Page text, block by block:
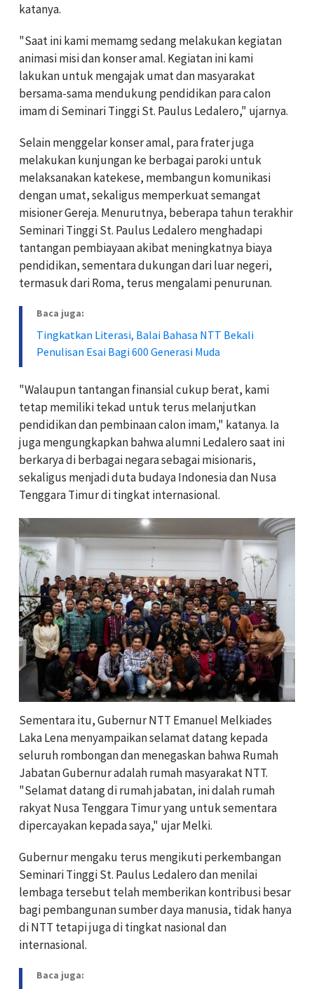
katanya.
"Saat ini kami memamg sedang melakukan kegiatan
animasi misi dan konser amal. Kegiatan ini kami
lakukan untuk mengajak umat dan masyarakat
bersama-sama mendukung pendidikan para calon
imam di Seminari Tinggi St. Paulus Ledalero," ujarnya.
Selain menggelar konser amal, para frater juga
melakukan kunjungan ke berbagai paroki untuk
melaksanakan katekese, membangun komunikasi
dengan umat, sekaligus memperkuat semangat
misioner Gereja. Menurutnya, beberapa tahun terakhir
Seminari Tinggi St. Paulus Ledalero menghadapi
tantangan pembiayaan akibat meningkatnya biaya
pendidikan, sementara dukungan dari luar negeri,
termasuk dari Roma, terus mengalami penurunan.
Baca juga:
Tingkatkan Literasi, Balai Bahasa NTT Bekali
Penulisan Esai Bagi 600 Generasi Muda
"Walaupun tantangan finansial cukup berat, kami
tetap memiliki tekad untuk terus melanjutkan
pendidikan dan pembinaan calon imam," katanya. Ia
juga mengungkapkan bahwa alumni Ledalero saat ini
berkarya di berbagai negara sebagai misionaris,
sekaligus menjadi duta budaya Indonesia dan Nusa
Tenggara Timur di tingkat internasional.
Sementara itu, Gubernur NTT Emanuel Melkiades
Laka Lena menyampaikan selamat datang kepada
seluruh rombongan dan menegaskan bahwa Rumah
Jabatan Gubernur adalah rumah masyarakat NTT.
"Selamat datang di rumah jabatan, ini dalah rumah
rakyat Nusa Tenggara Timur yang untuk sementara
dipercayakan kepada saya," ujar Melki.
Gubernur mengaku terus mengikuti perkembangan
Seminari Tinggi St. Paulus Ledalero dan menilai
lembaga tersebut telah memberikan kontribusi besar
bagi pembangunan sumber daya manusia, tidak hanya
di NTT tetapi juga di tingkat nasional dan
internasional.
Baca juga: